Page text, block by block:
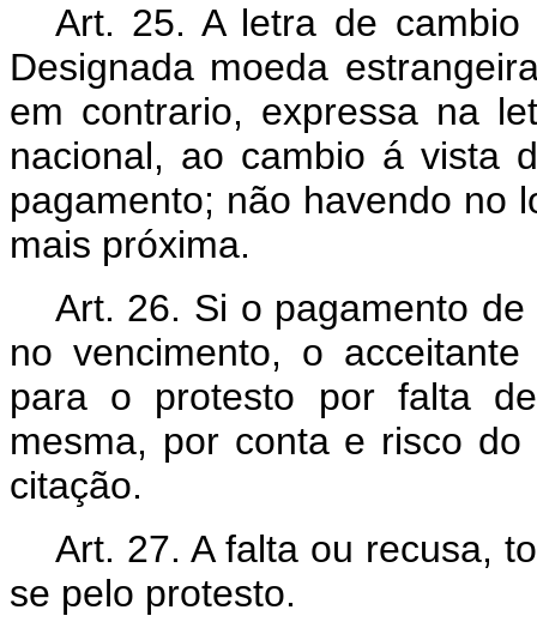
Art. 25. A letra de
Designada moeda
em contrario, expressa na
nacional, ao cambio á vista
pagamento; não havendo no
mais próxima.
Art. 26. Si o pagamento
no vencimento, o
para o protesto por falta
mesma, por conta e risco
citação.
Art. 27. A falta ou recusa,
se pelo protesto.